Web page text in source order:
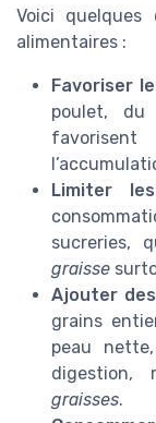
Voici quelques
alimentaires :
Favoriser
poulet, du
Limiter
sucreries,
graisse
Ajouter
grains
peau
digestion,
graisses.